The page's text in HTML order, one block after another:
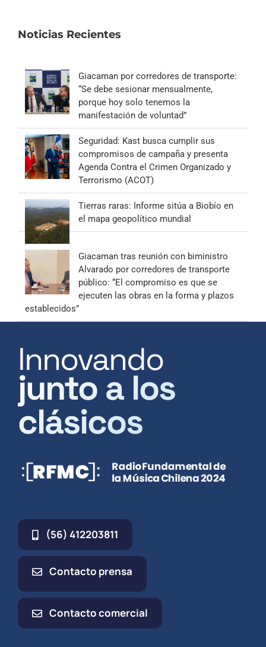
Noticias Recientes
Giacaman por corredores de transporte:
“Se debe sesionar mensualmente,
porque hoy solo tenemos la
manifestación de voluntad”
Seguridad: Kast busca cumplir sus
compromisos de campaña y presenta
Agenda Contra el Crimen Organizado y
Terrorismo (ACOT)
Tierras raras: Informe sitúa a Biobío en
el mapa geopolítico mundial
Giacaman tras reunión con biministro
Alvarado por corredores de transporte
público: “El compromiso es que se
ejecuten las obras en la forma y plazos
establecidos”
Innovando
junto a los
clásicos
(56) 412203811
Contacto prensa
Contacto comercial